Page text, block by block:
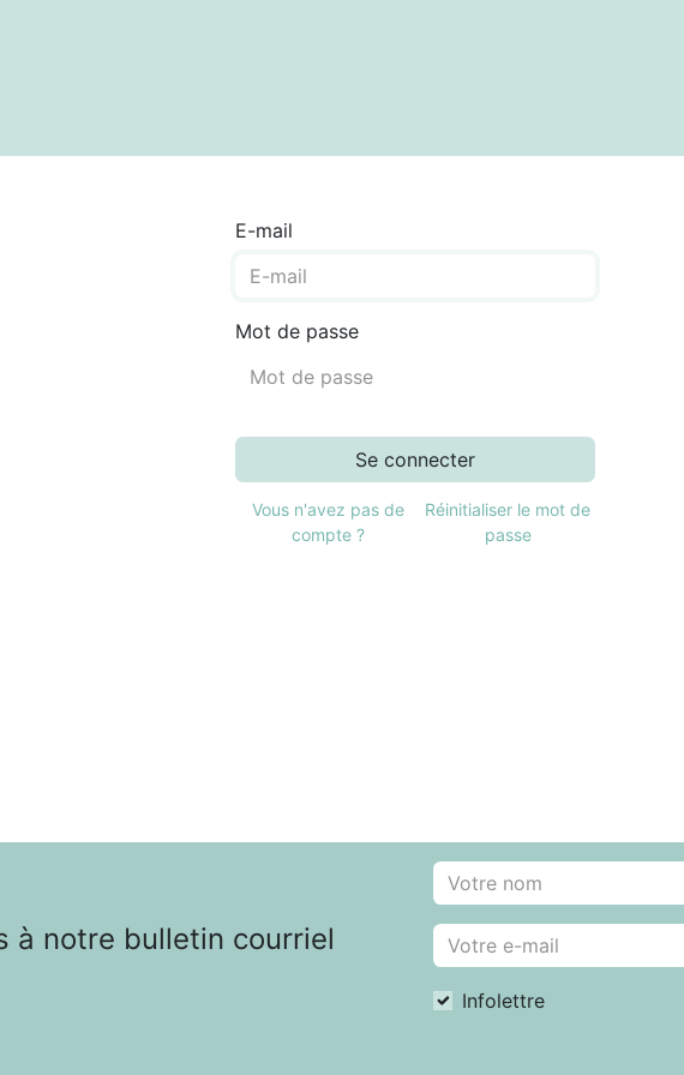
E-mail
Mot de passe
Se connecter
Vous n'avez pas de
compte ?
Réinitialiser le mot de
passe
à notre bulletin courriel
Infolettre